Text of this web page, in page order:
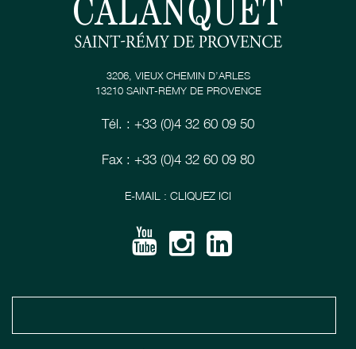
3206, VIEUX CHEMIN D’ARLES
13210 SAINT-RÉMY DE PROVENCE
Tél. : +33 (0)4 32 60 09 50
Fax : +33 (0)4 32 60 09 80
E-MAIL : CLIQUEZ ICI